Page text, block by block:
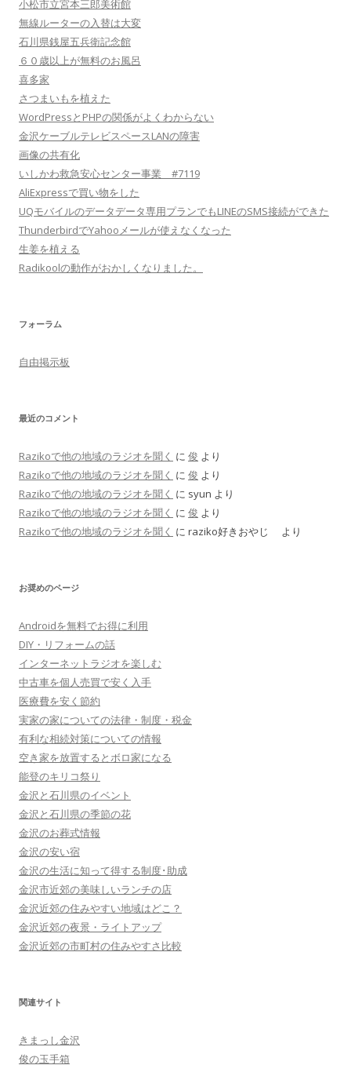
小松市立宮本三郎美術館
無線ルーターの入替は大変
石川県銭屋五兵衛記念館
６０歳以上が無料のお風呂
喜多家
さつまいもを植えた
WordPressとPHPの関係がよくわからない
金沢ケーブルテレビスペースLANの障害
画像の共有化
いしかわ救急安心センター事業 #7119
AliExpressで買い物をした
UQモバイルのデータデータ専用プランでもLINEのSMS接続ができた
ThunderbirdでYahooメールが使えなくなった
生姜を植える
Radikoolの動作がおかしくなりました。
フォーラム
自由掲示板
最近のコメント
Razikoで他の地域のラジオを聞く に 俊 より
Razikoで他の地域のラジオを聞く に 俊 より
Razikoで他の地域のラジオを聞く に syun より
Razikoで他の地域のラジオを聞く に 俊 より
Razikoで他の地域のラジオを聞く に raziko好きおやじ より
お奨めのページ
Androidを無料でお得に利用
DIY・リフォームの話
インターネットラジオを楽しむ
中古車を個人売買で安く入手
医療費を安く節約
実家の家についての法律・制度・税金
有利な相続対策についての情報
空き家を放置するとボロ家になる
能登のキリコ祭り
金沢と石川県のイベント
金沢と石川県の季節の花
金沢のお葬式情報
金沢の安い宿
金沢の生活に知って得する制度･助成
金沢市近郊の美味しいランチの店
金沢近郊の住みやすい地域はどこ？
金沢近郊の夜景・ライトアップ
金沢近郊の市町村の住みやすさ比較
関連サイト
きまっし金沢
俊の玉手箱